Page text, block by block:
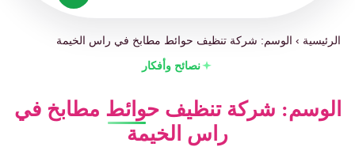
الرئيسية ›الوسم: شركة تنظيف حوائط مطابخ في راس الخيمة
نصائح وأفكار
الوسم: شركة تنظيف حوائط مطابخ في
راس الخيمة